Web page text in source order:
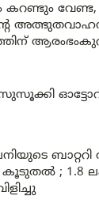
വേണ്ട,
ബാറ്ററി
കൂടുതൽ ; 1.8